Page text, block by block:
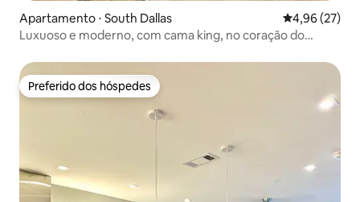
Apartamento ⋅ South Dallas 4,96 de uma
4,96 (27)
Luxuoso e moderno, com cama king, no coração do
Preferido dos hóspedes
Preferido dos hóspedes